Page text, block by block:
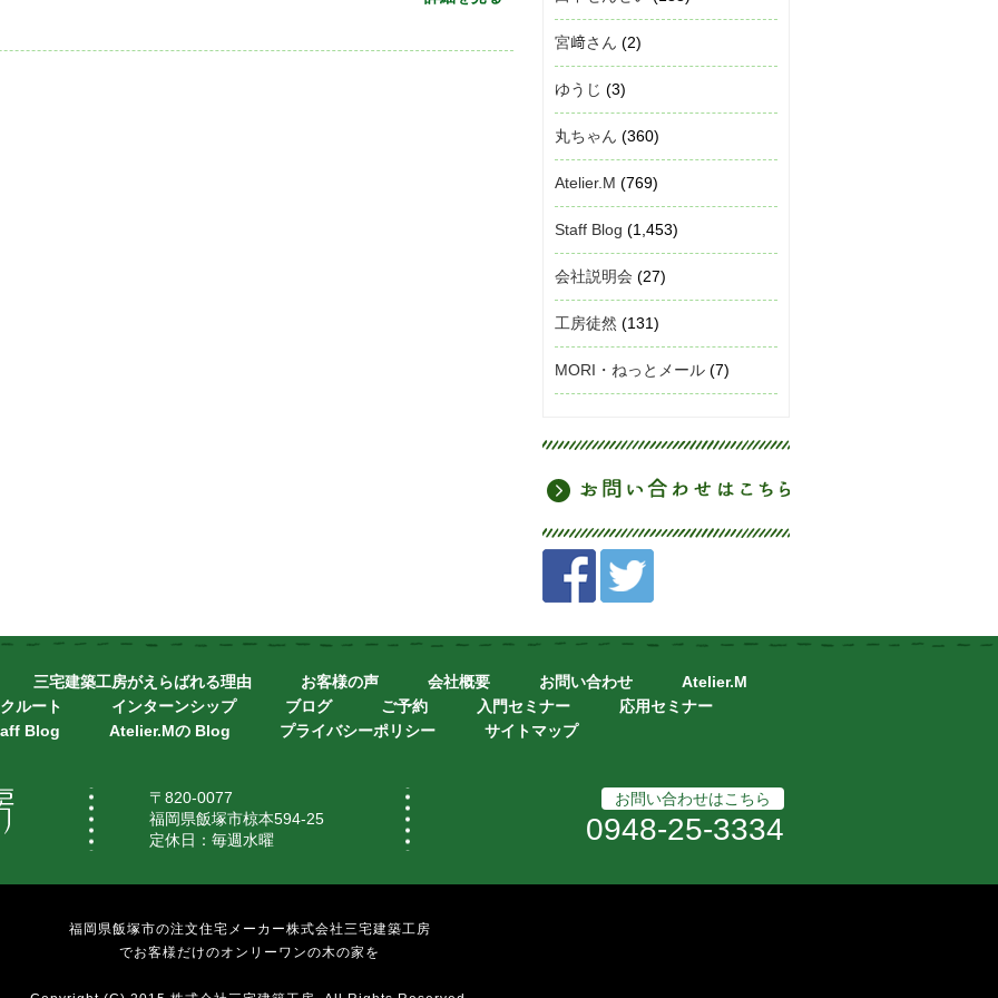
宮﨑さん (2)
ゆうじ (3)
丸ちゃん (360)
Atelier.M (769)
Staff Blog (1,453)
会社説明会 (27)
工房徒然 (131)
MORI・ねっとメール (7)
三宅建築工房がえらばれる理由 お客様の声 会社概要 お問い合わせ
Atelier.M
ルート インターンシップ ブログ ご予約 入門セミナー
応用セミナー
Blog Atelier.Mの Blog プライバシーポリシー サイトマップ
〒820-0077
福岡県飯塚市椋本594-25
定休日：毎週水曜
お問い合わせはこちら
0948-25-3334
福岡県飯塚市の注文住宅メーカー株式会社三宅建築工房
でお客様だけのオンリーワンの木の家を